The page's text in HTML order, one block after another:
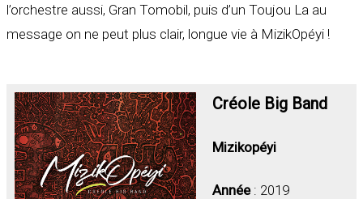
l’orchestre aussi, Gran Tomobil, puis d’un Toujou La au
message on ne peut plus clair, longue vie à MizikOpéyi !
Créole Big Band
Mizikopéyi
Année: 2019